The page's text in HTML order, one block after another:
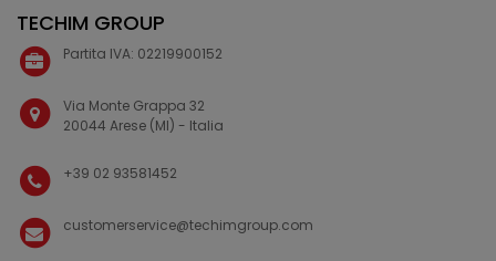
TECHIM GROUP
Partita IVA: 02219900152
Via Monte Grappa 32
20044 Arese (MI) - Italia
+39 02 93581452
customerservice@techimgroup.com